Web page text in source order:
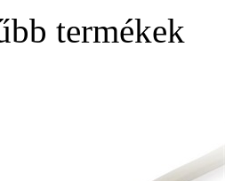
termékek